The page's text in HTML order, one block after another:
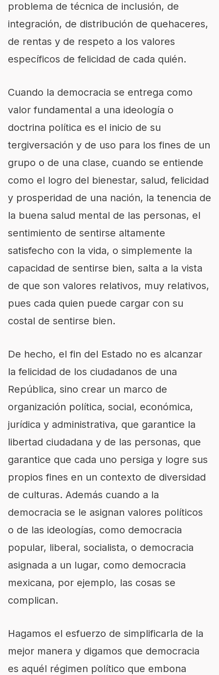
problema de técnica de inclusión, de
integración, de distribución de quehaceres,
de rentas y de respeto a los valores
específicos de felicidad de cada quién.
Cuando la democracia se entrega como
valor fundamental a una ideología o
doctrina política es el inicio de su
tergiversación y de uso para los fines de un
grupo o de una clase, cuando se entiende
como el logro del bienestar, salud, felicidad
y prosperidad de una nación, la tenencia de
la buena salud mental de las personas, el
sentimiento de sentirse altamente
satisfecho con la vida, o simplemente la
capacidad de sentirse bien, salta a la vista
de que son valores relativos, muy relativos,
pues cada quien puede cargar con su
costal de sentirse bien.
De hecho, el fin del Estado no es alcanzar
la felicidad de los ciudadanos de una
República, sino crear un marco de
organización política, social, económica,
jurídica y administrativa, que garantice la
libertad ciudadana y de las personas, que
garantice que cada uno persiga y logre sus
propios fines en un contexto de diversidad
de culturas. Además cuando a la
democracia se le asignan valores políticos
o de las ideologías, como democracia
popular, liberal, socialista, o democracia
asignada a un lugar, como democracia
mexicana, por ejemplo, las cosas se
complican.
Hagamos el esfuerzo de simplificarla de la
mejor manera y digamos que democracia
es aquél régimen político que embona